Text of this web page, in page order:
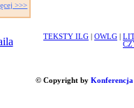
>>>
TEKSTY ILG OWLG
© Copyright by Konferencja